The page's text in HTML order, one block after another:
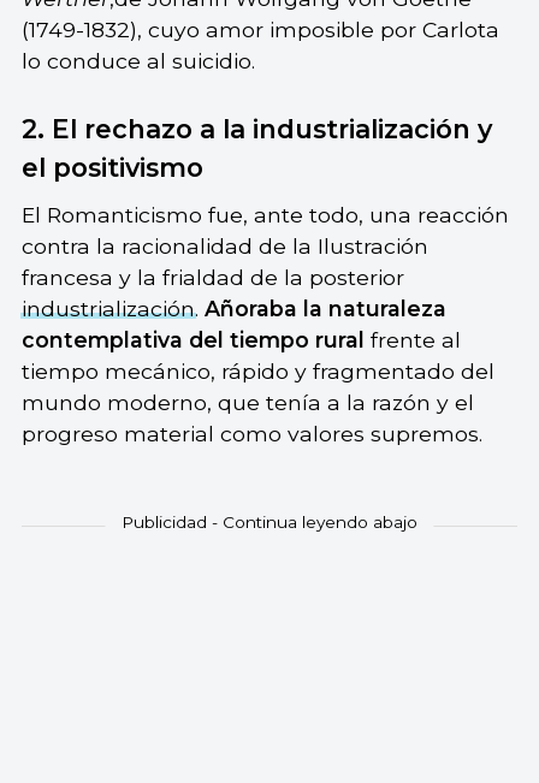
(1749-1832), cuyo amor imposible por Carlota
lo conduce al suicidio.
2. El rechazo a la industrialización y
el positivismo
El Romanticismo fue, ante todo, una reacción
contra la racionalidad de la Ilustración
francesa y la frialdad de la posterior
industrialización. Añoraba la naturaleza
contemplativa del tiempo rural frente al
tiempo mecánico, rápido y fragmentado del
mundo moderno, que tenía a la razón y el
progreso material como valores supremos.